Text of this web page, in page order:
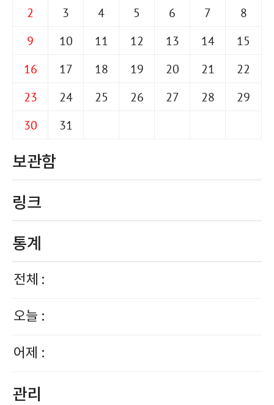
2
3 4 5 6 7
8
9
10 11 12 13 14
15
16
17 18 19 20 21
22
23
24 25 26 27 28
29
30
31
보관함
링크
통계
전체 :
오늘 :
어제 :
관리